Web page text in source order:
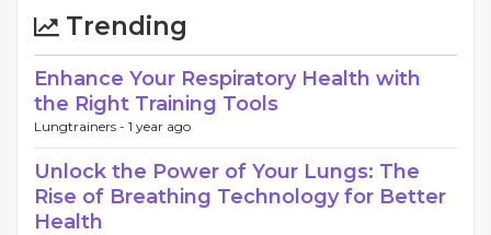
Trending
Enhance Your Respiratory Health with
the Right Training Tools
Lungtrainers - 1 year ago
Unlock the Power of Your Lungs: The
Rise of Breathing Technology for Better
Health